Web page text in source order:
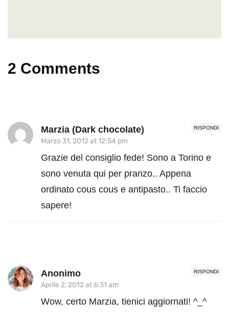
2 Comments
RISPONDI
Marzia (Dark chocolate)
Marzo 31, 2012 at 12:54 pm
Grazie del consiglio fede! Sono a Torino e
sono venuta qui per pranzo.. Appena
ordinato cous cous e antipasto.. Ti faccio
sapere!
RISPONDI
Anonimo
Aprile 2, 2012 at 6:31 am
Wow, certo Marzia, tienici aggiornati! ^_^